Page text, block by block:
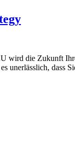
wird die Zukunft
unerlässlich, dass